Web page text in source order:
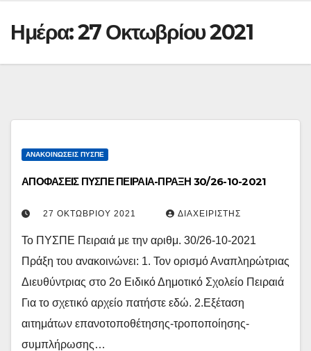
Ημέρα:27 Οκτωβρίου 2021
ΑΝΑΚΟΙΝΏΣΕΙΣ ΠΥΣΠΕ
ΑΠΟΦΑΣΕΙΣ ΠΥΣΠΕ ΠΕΙΡΑΙΑ-ΠΡΑΞΗ 30/26-10-2021
27 ΟΚΤΩΒΡΊΟΥ 2021 ΔΙΑΧΕΙΡΙΣΤΉΣ
Το ΠΥΣΠΕ Πειραιά με την αριθμ. 30/26-10-2021
Πράξη του ανακοινώνει: 1. Τον ορισμό Αναπληρώτριας
Διευθύντριας στο 2o Ειδικό Δημοτικό Σχολείο Πειραιά
Για το σχετικό αρχείο πατήστε εδώ. 2.Εξέταση
αιτημάτων επανοτοποθέτησης-τροποποίησης-
συμπλήρωσης…